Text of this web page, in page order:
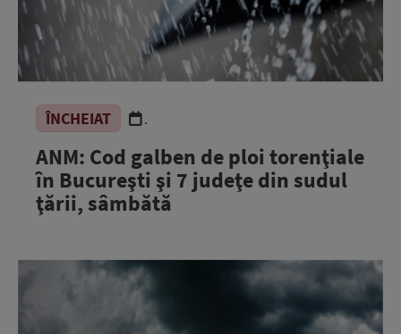
ÎNCHEIAT .
ANM: Cod galben de ploi torenţiale
în Bucureşti şi 7 judeţe din sudul
ţării, sâmbătă